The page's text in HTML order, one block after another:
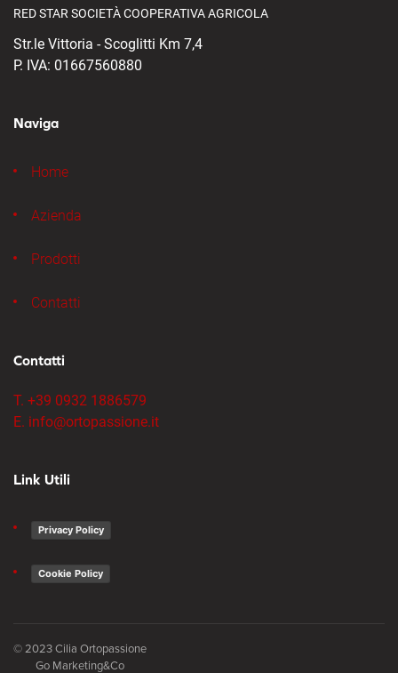
RED STAR SOCIETÀ COOPERATIVA AGRICOLA
Str.le Vittoria - Scoglitti Km 7,4
P. IVA: 01667560880
Naviga
Home
Azienda
Prodotti
Contatti
Contatti
T. +39 0932 1886579
E. info@ortopassione.it
Link Utili
Privacy Policy
Cookie Policy
© 2023 Cilia Ortopassione
Go Marketing&Co